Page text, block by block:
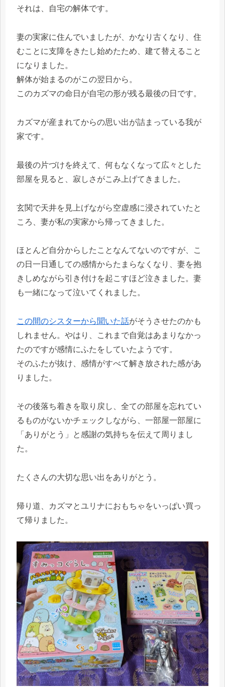
それは、自宅の解体です。
妻の実家に住んでいましたが、かなり古くなり、住
むことに支障をきたし始めたため、建て替えること
になりました。
解体が始まるのがこの翌日から。
このカズマの命日が自宅の形が残る最後の日です。
カズマが産まれてからの思い出が詰まっている我が
家です。
最後の片づけを終えて、何もなくなって広々とした
部屋を見ると、寂しさがこみ上げてきました。
玄関で天井を見上げながら空虚感に浸されていたと
ころ、妻が私の実家から帰ってきました。
ほとんど自分からしたことなんてないのですが、こ
の日一日通しての感情からたまらなくなり、妻を抱
きしめながら引き付けを起こすほど泣きました。妻
も一緒になって泣いてくれました。
この間のシスターから聞いた話がそうさせたのかも
しれません。やはり、これまで自覚はあまりなかっ
たのですが感情にふたをしていたようです。
そのふたが抜け、感情がすべて解き放された感があ
りました。
その後落ち着きを取り戻し、全ての部屋を忘れてい
るものがないかチェックしながら、一部屋一部屋に
「ありがとう」と感謝の気持ちを伝えて周りまし
た。
たくさんの大切な思い出をありがとう。
帰り道、カズマとユリナにおもちゃをいっぱい買っ
て帰りました。